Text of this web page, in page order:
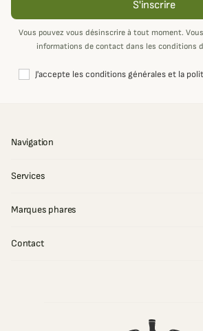
S'inscrire
Vous pouvez vous désinscrire à tout moment.
informations de contact dans les conditions
J'accepte les conditions générales et la
Navigation
Services
Marques phares
Contact